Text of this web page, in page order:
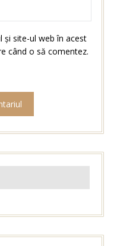
și site-ul web în acest
când o să comentez.